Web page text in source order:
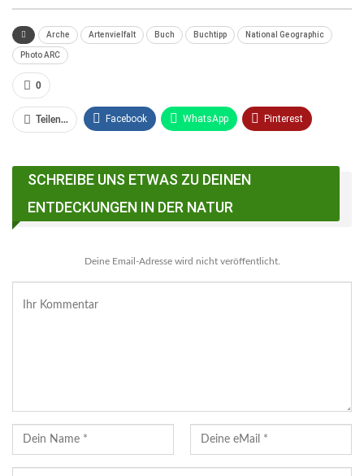
Arche Artenvielfalt Buch Buchtipp National Geographic
Photo ARC
0
Teilen... Facebook WhatsApp Pinterest
Facebook Messenger
SCHREIBE UNS ETWAS ZU DEINEN
ENTDECKUNGEN IN DER NATUR
Deine Email-Adresse wird nicht veröffentlicht.